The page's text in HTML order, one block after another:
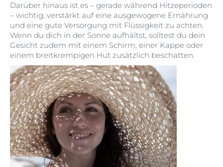
Darüber hinaus ist es – gerade während Hitzeperioden
– wichtig, verstärkt auf eine ausgewogene Ernährung
und eine gute Versorgung mit Flüssigkeit zu achten.
Wenn du dich in der Sonne aufhältst, solltest du dein
Gesicht zudem mit einem Schirm, einer Kappe oder
einem breitkrempigen Hut zusätzlich beschatten.